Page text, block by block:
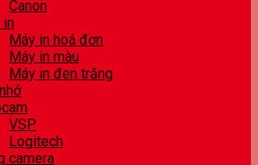
Canon
in
Máy in hoá đơn
Máy in màu
Máy in đen trắng
VSP
Logitech
camera